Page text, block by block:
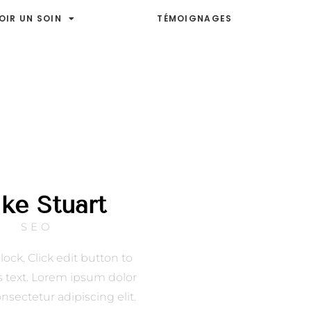
UN SOIN TÉMOIGNAGES
Stuart
SEO
Click edit button to
text. Lorem ipsum dolor
adipiscing elit.